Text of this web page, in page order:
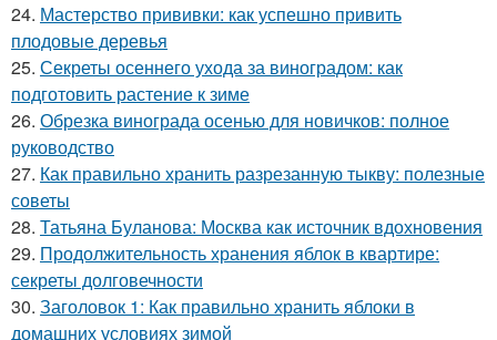
24. Мастерство прививки: как успешно привить
плодовые деревья
25. Секреты осеннего ухода за виноградом: как
подготовить растение к зиме
26. Обрезка винограда осенью для новичков: полное
руководство
27. Как правильно хранить разрезанную тыкву: полезные
советы
28. Татьяна Буланова: Москва как источник вдохновения
29. Продолжительность хранения яблок в квартире:
секреты долговечности
30. Заголовок 1: Как правильно хранить яблоки в
домашних условиях зимой